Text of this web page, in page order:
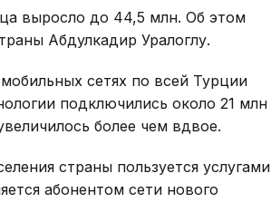
выросло до 44,5 млн. Об этом
Абдулкадир Уралоглу.
сетях по всей Турции
подключились около 21 млн
более чем вдвое.
страны пользуется услугами
абонентом сети нового